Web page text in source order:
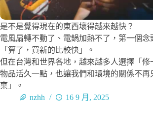
是不是覺得現在的東西壞得越來越快？
電風扇轉不動了、電鍋加熱不了，第一個念
「算了，買新的比較快」。
但在台灣和世界各地，越來越多人選擇「修
物品活久一點，也讓我們和環境的關係不再
棄」。
nzhh
16 9 月, 2025